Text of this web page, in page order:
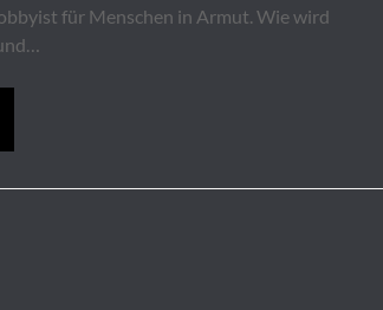
für Menschen in Armut. Wie wird